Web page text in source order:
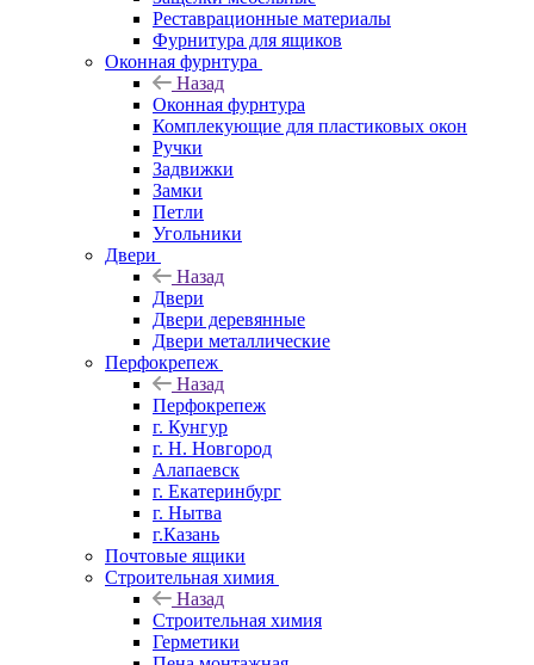
Реставрационные материалы
Фурнитура для ящиков
Оконная фурнтура
Назад
Оконная фурнтура
Комплекующие для пластиковых окон
Ручки
Задвижки
Замки
Петли
Угольники
Двери
Назад
Двери
Двери деревянные
Двери металлические
Перфокрепеж
Назад
Перфокрепеж
г. Кунгур
г. Н. Новгород
Алапаевск
г. Екатеринбург
г. Нытва
г.Казань
Почтовые ящики
Строительная химия
Назад
Строительная химия
Герметики